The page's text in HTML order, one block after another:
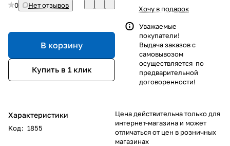
0 Нет отзывов
В корзину
Купить в 1 клик
Характеристики
Код: 1855
Хочу в подарок
Уважаемые
покупатели!
Выдача заказов с
самовывозом
осуществляется по
предварительной
договоренности!
Цена действительна только для
интернет-магазина и может
отличаться от цен в розничных
магазинах